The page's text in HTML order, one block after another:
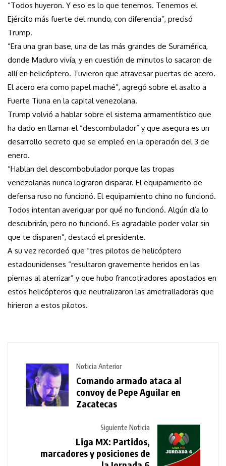
“Todos huyeron. Y eso es lo que tenemos. Tenemos el
Ejército más fuerte del mundo, con diferencia”, precisó
Trump.
“Era una gran base, una de las más grandes de Suramérica,
donde Maduro vivía, y en cuestión de minutos lo sacaron de
allí en helicóptero. Tuvieron que atravesar puertas de acero.
El acero era como papel maché”, agregó sobre el asalto a
Fuerte Tiuna en la capital venezolana.
Trump volvió a hablar sobre el sistema armamentístico que
ha dado en llamar el “descombulador” y que asegura es un
desarrollo secreto que se empleó en la operación del 3 de
enero.
“Hablan del descombobulador porque las tropas
venezolanas nunca lograron disparar. El equipamiento de
defensa ruso no funcionó. El equipamiento chino no funcionó.
Todos intentan averiguar por qué no funcionó. Algún día lo
descubrirán, pero no funcionó. Es agradable poder volar sin
que te disparen”, destacó el presidente.
A su vez recordeó que “tres pilotos de helicóptero
estadounidenses “resultaron gravemente heridos en las
piernas al aterrizar” y que hubo francotiradores apostados en
estos helicópteros que neutralizaron las ametralladoras que
hirieron a estos pilotos.
Noticia Anterior
Comando armado ataca al
convoy de Pepe Aguilar en
Zacatecas
Siguiente Noticia
Liga MX: Partidos,
marcadores y posiciones de